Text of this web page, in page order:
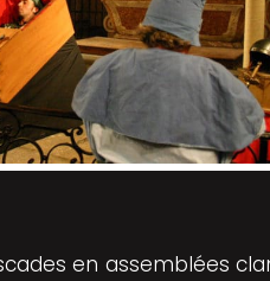
en assemblées